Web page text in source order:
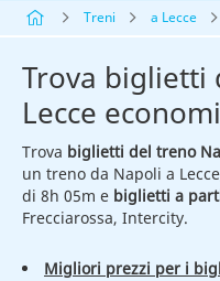
Treni a Lecce
Trova biglietti
Lecce
Trova biglietti del treno
un treno da Napoli a
di 8h 05m e biglietti a
Frecciarossa, Intercity.
Migliori prezzi per i